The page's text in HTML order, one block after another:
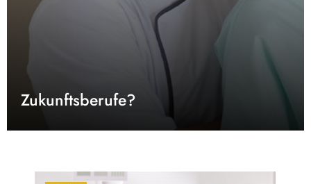
Zukunftsberufe?